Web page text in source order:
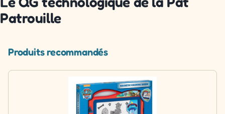
Patrouille
Produits recommandés